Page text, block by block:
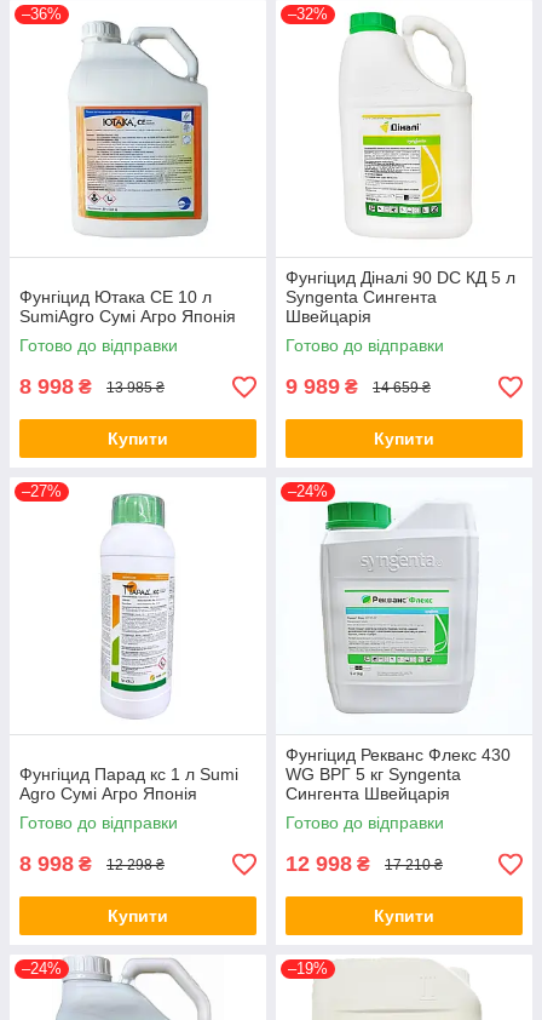
–36%
Фунгіцид Ютака СЕ 10 л
SumiAgro Сумі Агро Японія
Готово до відправки
8 998 ₴ 13 985 ₴
Купити
–32%
Фунгіцид Діналі 90 DC КД 5 л
Syngenta Сингента
Швейцарія
Готово до відправки
9 989 ₴ 14 659 ₴
Купити
–27%
Фунгіцид Парад кс 1 л Sumi
Agro Сумі Агро Японія
Готово до відправки
8 998 ₴ 12 298 ₴
Купити
–24%
Фунгіцид Рекванс Флекс 430
WG ВРГ 5 кг Syngenta
Сингента Швейцарія
Готово до відправки
12 998 ₴ 17 210 ₴
Купити
–24% –19%